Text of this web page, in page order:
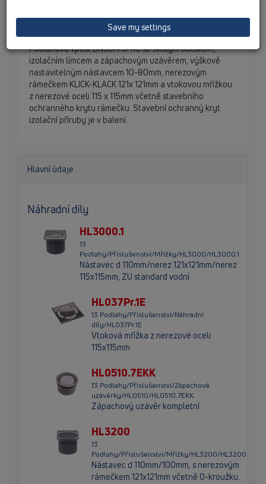
Podlahová vpust DN50/75/110 se svislým odtokem,
izolačním límcem a zápachovým uzávěrem, výškově
nastavitelným nástavcem 10-80mm, nerezovým
rámečkem KLICK-KLACK 121x 121mm a vtokovou mřížkou
z nerezové oceli 115 x 115mm včetně stavebního
ochranného krytu rámečku. Stavební ochranný kryt
izolační příruby je v balení.
Hlavní údaje
Náhradní díly
HL3000.1
13
Podlahy/Příslušenství/Mřížky/HL3000/HL3000.1
Nástavec d 110mm/nerez 121x121mm/nerez
115x115mm, ZU standard vodní
HL037Pr.1E
13 Podlahy/Příslušenství/Náhradní
díly/HL037Pr.1E
Vtoková mřížka z nerezové oceli
115x115mm
HL0510.7EKK
13 Podlahy/Příslušenství/Zápachové
uzávěrky/HL0510/HL0510.7EKK
Zápachový uzávěr kompletní
HL3200
13
Podlahy/Příslušenství/Mřížky/HL3200/HL3200
Nástavec d 110mm/100mm, s nerezovým
rámečkem 121x121mm včetně O-kroužku.
Save my settings